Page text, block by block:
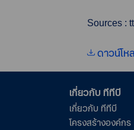
Sources :
ดาวน์โห
เกี่ยวกับ ทีทีบี
เกี่ยวกับ ทีทีบี
โครงสร้างองค์กร